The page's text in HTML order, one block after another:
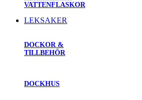
VATTENFLASKOR
LEKSAKER
DOCKOR &
TILLBEHÖR
DOCKHUS